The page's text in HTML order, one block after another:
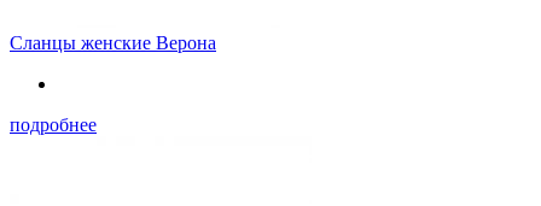
Сланцы женские Верона
подробнее